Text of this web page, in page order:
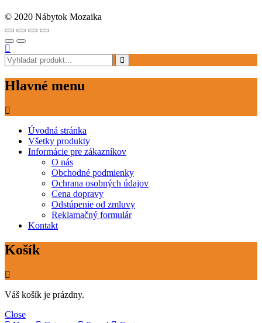
© 2020 Nábytok Mozaika
Hlavné menu
Úvodná stránka
Všetky produkty
Informácie pre zákazníkov
O nás
Obchodné podmienky
Ochrana osobných údajov
Cena dopravy
Odstúpenie od zmluvy
Reklamačný formulár
Kontakt
Košík
Váš košík je prázdny.
Close